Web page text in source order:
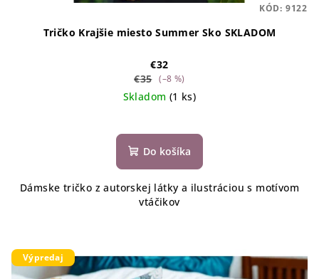
Tričko Krajšie miesto Summer Sko SKLADOM
€32
€35 (–8 %)
Skladom (1 ks)
Do košíka
Dámske tričko z autorskej látky a ilustráciou s motívom
vtáčikov
KÓD: 9122
Výpredaj